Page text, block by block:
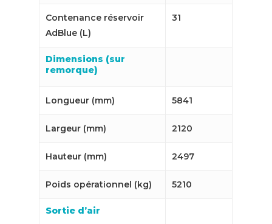
Contenance réservoir
AdBlue (L)
31
Dimensions (sur
remorque)
Longueur (mm) 5841
Largeur (mm) 2120
Hauteur (mm) 2497
Poids opérationnel (kg) 5210
Sortie d’air